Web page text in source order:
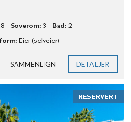
Soverom: 3 Bad: 2
Eier (selveier)
SAMMENLIGN DETALJER
RESERVERT